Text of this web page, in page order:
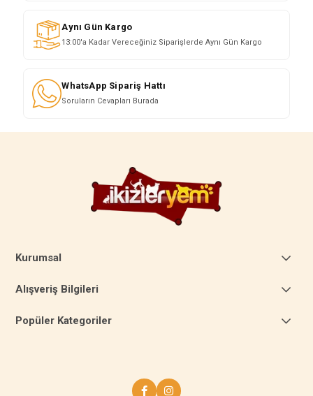
Aynı Gün Kargo
13:00'a Kadar Vereceğiniz Siparişlerde Aynı Gün Kargo
WhatsApp Sipariş Hattı
Soruların Cevapları Burada
Kurumsal
Alışveriş Bilgileri
Popüler Kategoriler